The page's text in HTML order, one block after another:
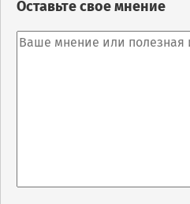
Оставьте свое мнение